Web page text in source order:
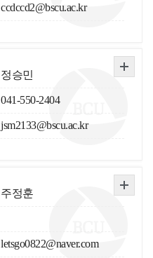
ccdccd2@bscu.ac.kr
정승민
041-550-2404
jsm2133@bscu.ac.kr
주정훈
letsgo0822@naver.com